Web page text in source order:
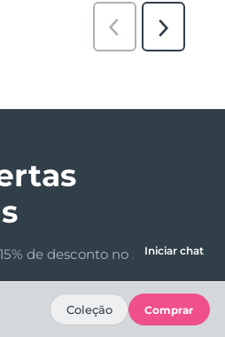
de desconto no seuIniciar chat
Coleção Comprar